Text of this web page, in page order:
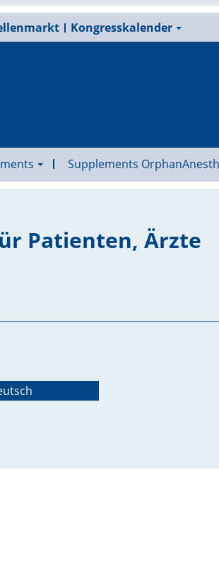
Kongresskalender
Supplements
Patienten, Ärzte